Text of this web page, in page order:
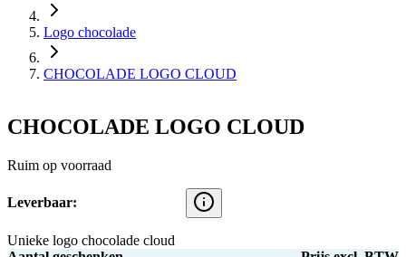
Logo chocolade
CHOCOLADE LOGO CLOUD
CHOCOLADE LOGO CLOUD
Ruim op voorraad
Leverbaar:
Unieke logo chocolade cloud